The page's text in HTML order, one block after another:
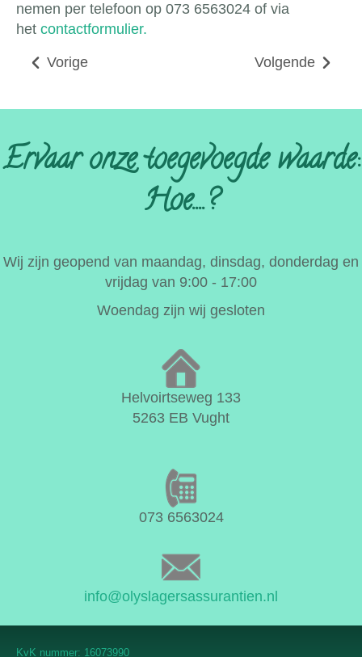
nemen per telefoon op 073 6563024 of via
het contactformulier.
Vorige Volgende
Ervaar onze toegevoegde waarde:
Hoe....?
Wij zijn geopend van maandag, dinsdag, donderdag en
vrijdag van 9:00 - 17:00
Woendag zijn wij gesloten
Helvoirtseweg 133
5263 EB Vught
073 6563024
info@olyslagersassurantien.nl
KvK nummer: 16073990